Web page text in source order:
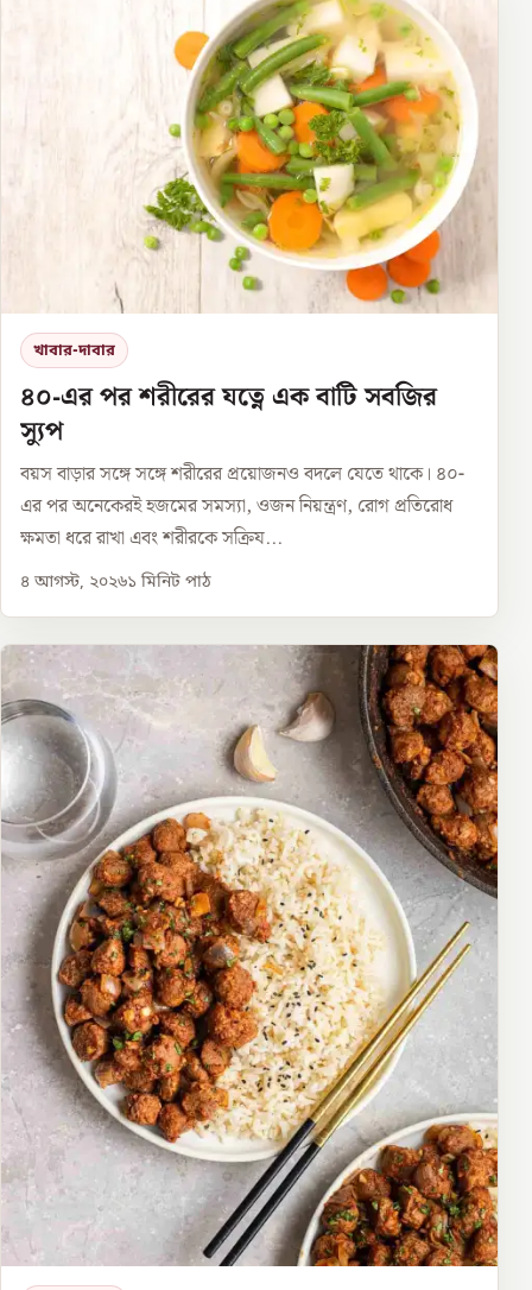
খাবার-দাবার
৪০-এর পর শরীরের যত্নে এক বাটি সবজির
স্যুপ
বয়স বাড়ার সঙ্গে সঙ্গে শরীরের প্রয়োজনও বদলে যেতে থাকে। ৪০-
এর পর অনেকেরই হজমের সমস্যা, ওজন নিয়ন্ত্রণ, রোগ প্রতিরোধ
ক্ষমতা ধরে রাখা এবং শরীরকে সক্রিয...
৪ আগস্ট, ২০২৬১ মিনিট পাঠ